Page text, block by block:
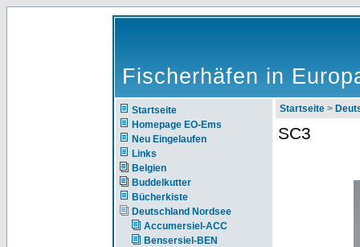
Fischerhäfen in
Startseite
Homepage EO-Ems
Neu Eingelaufen
Links
Belgien
Buddelkutter
Bücherkiste
Deutschland Nordsee
Accumersiel-ACC
Bensersiel-BEN
Startseite >
SC3